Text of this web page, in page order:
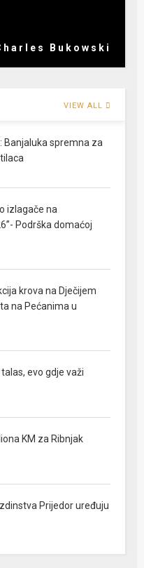
Bukowski
VIEW ALL
Banjaluka spremna za
izlagače na
Podrška domaćoj
krova na Dječijem
na Pećanima u
evo gdje važi
KM za Ribnjak
Prijedor uređuju